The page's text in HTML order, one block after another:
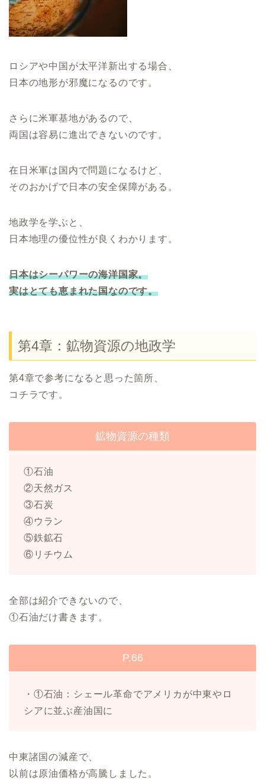
ロシアや中国が太平洋新出する場合、
日本の地形が邪魔になるのです。
さらに米軍基地があるので、
両国は容易に進出できないのです。
在日米軍は国内で問題になるけど、
そのおかげで日本の安全保障がある。
地政学を学ぶと、
日本地理の優位性が良くわかります。
日本はシーパワーの海洋国家。
実はとても恵まれた国なのです。
第4章：鉱物資源の地政学
第4章で参考になると思った箇所、
コチラです。
鉱物資源の種類
①石油
②天然ガス
③石炭
④ウラン
⑤鉄鉱石
⑥リチウム
全部は紹介できないので、
①石油だけ書きます。
P.66
・①石油：シェール革命でアメリカが中東やロ
シアに並ぶ産油国に
中東諸国の減産で、
以前は原油価格が高騰しました。